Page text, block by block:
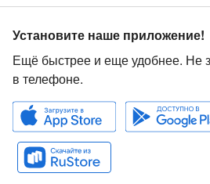
Установите наше приложение!
Ещё быстрее и еще удобнее. Не
в телефоне.